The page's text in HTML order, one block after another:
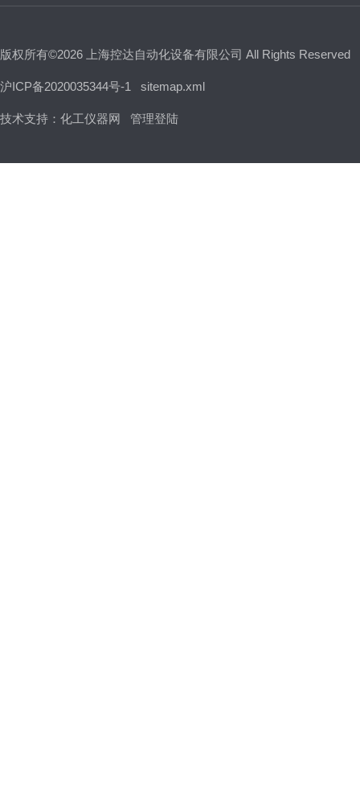
版权所有©2026 上海控达自动化设备有限公司 All Rights Reserved
沪ICP备2020035344号-1 sitemap.xml
技术支持： 化工仪器网 管理登陆